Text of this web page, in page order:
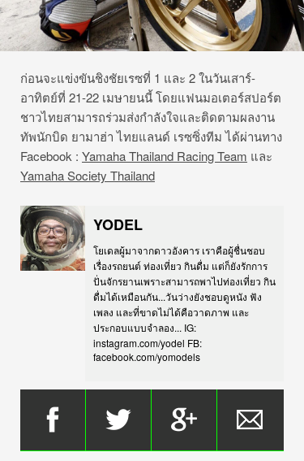
ก่อนจะแข่งขันชิงชัยเรซที่ 1 และ 2 ในวันเสาร์-
อาทิตย์ที่ 21-22 เมษายนนี้ โดยแฟนมอเตอร์สปอร์ต
ชาวไทยสามารถร่วมส่งกำลังใจและติดตามผลงาน
ทัพนักบิด ยามาฮ่า ไทยแลนด์ เรซซิ่งทีม ได้ผ่านทาง
Facebook : Yamaha Thailand Racing Team และ
Yamaha Society Thailand
YODEL
โยเดลผู้มาจากดาวอังคาร เราคือผู้ชื่นชอบ
เรื่องรถยนต์ ท่องเที่ยว กินดื่ม แต่ก็ยังรักการ
ปั่นจักรยานเพราะสามารถพาไปท่องเที่ยว กิน
ดื่มได้เหมือนกัน...วันว่างยังชอบดูหนัง ฟัง
เพลง และที่ขาดไม่ได้คือวาดภาพ และ
ประกอบแบบจำลอง... IG:
instagram.com/yodel FB:
facebook.com/yomodels